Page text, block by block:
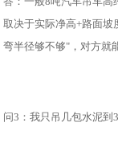
取决于实际净高+路面坡
弯半径够不够"，对方就
问3：我只吊几包水泥到